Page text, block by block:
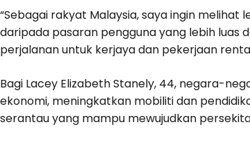
“Sebagai rakyat Malaysia, saya ingin
daripada pasaran pengguna yang lebih luas
perjalanan untuk kerjaya dan pekerjaan
Bagi Lacey Elizabeth Stanely, 44, negara-
ekonomi, meningkatkan mobiliti dan
serantau yang mampu mewujudkan